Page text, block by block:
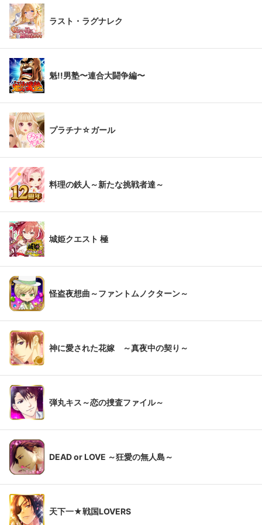
ラスト・ラグナレク
魁!!男塾〜連合大闘争編〜
プラチナ☆ガール
料理の鉄人～新たな挑戦者達～
城姫クエスト 極
怪盗夜想曲～ファントムノクターン～
神に愛された花嫁 ～真夜中の契り～
弾丸キス～恋の捜査ファイル～
DEAD or LOVE ～狂愛の無人島～
天下一★戦国LOVERS